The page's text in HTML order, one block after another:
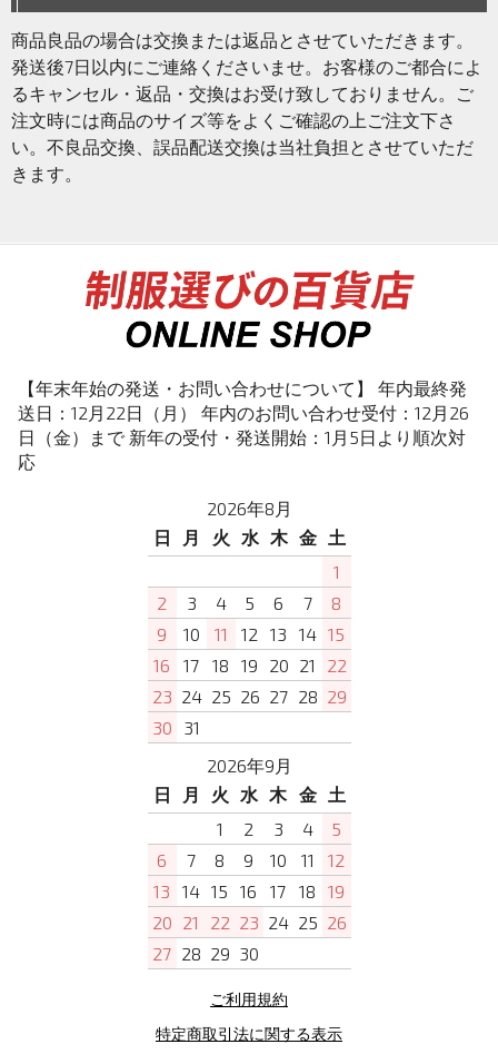
商品良品の場合は交換または返品とさせていただきます。
発送後7日以内にご連絡くださいませ。お客様のご都合によ
るキャンセル・返品・交換はお受け致しておりません。ご
注文時には商品のサイズ等をよくご確認の上ご注文下さ
い。不良品交換、誤品配送交換は当社負担とさせていただ
きます。
【年末年始の発送・お問い合わせについて】 年内最終発
送日：12月22日（月） 年内のお問い合わせ受付：12月26
日（金）まで 新年の受付・発送開始：1月5日より順次対
応
2026年8月
日
月 火 水 木 金
土
1
2
3 4 5 6 7
8
9
10 11 12 13 14 15
16
17 18 19 20 21
22
23 24 25 26 27 28 29
30
31
2026年9月
日
月 火 水 木 金
土
1
2 3 4
5
6
7 8 9 10 11
12
13
14 15 16 17 18
19
20 21 22 23 24 25 26
27 28 29 30
ご利用規約
特定商取引法に関する表示